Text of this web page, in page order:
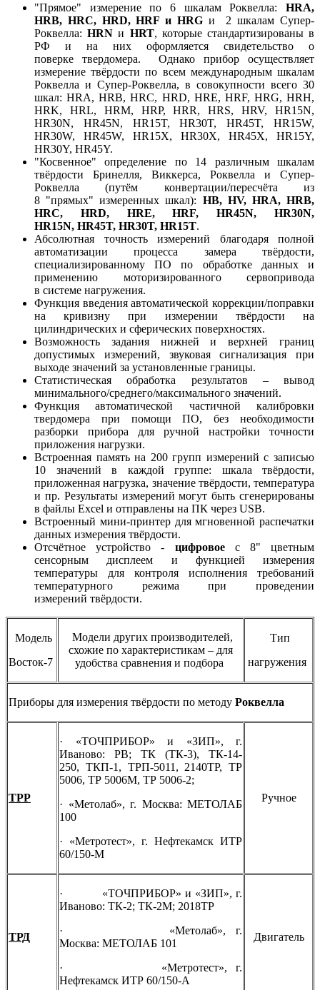
"Прямое" измерение по 6 шкалам Роквелла: HRA,
HRB, HRC, HRD, HRF и HRG и 2 шкалам Супер-
Роквелла: HRN и HRT, которые стандартизированы в
РФ и на них оформляется свидетельство о
поверке твердомера. Однако прибор осуществляет
измерение твёрдости по всем международным шкалам
Роквелла и Супер-Роквелла, в совокупности всего 30
шкал: HRA, HRB, HRC, HRD, HRE, HRF, HRG, HRH,
HRK, HRL, HRM, HRP, HRR, HRS, HRV, HR15N,
HR30N, HR45N, HR15T, HR30T, HR45T, HR15W,
HR30W, HR45W, HR15X, HR30X, HR45X, HR15Y,
HR30Y, HR45Y.
"Косвенное" определение по 14 различным шкалам
твёрдости Бринелля, Виккерса, Роквелла и Супер-
Роквелла (путём конвертации/пересчёта из
8 "прямых" измеренных шкал): HB, HV, HRA, HRB,
HRC, HRD, HRE, HRF, HR45N, HR30N,
HR15N, HR45T, HR30T, HR15T.
Абсолютная точность измерений благодаря полной
автоматизации процесса замера твёрдости,
специализированному ПО по обработке данных и
применению моторизированного сервопривода
в системе нагружения.
Функция введения автоматической коррекции/поправки
на кривизну при измерении твёрдости на
цилиндрических и сферических поверхностях.
Возможность задания нижней и верхней границ
допустимых измерений, звуковая сигнализация при
выходе значений за установленные границы.
Статистическая обработка результатов – вывод
минимального/среднего/максимального значений.
Функция автоматической частичной калибровки
твердомера при помощи ПО, без необходимости
разборки прибора для ручной настройки точности
приложения нагрузки.
Встроенная память на 200 групп измерений с записью
10 значений в каждой группе: шкала твёрдости,
приложенная нагрузка, значение твёрдости, температура
и пр. Результаты измерений могут быть сгенерированы
в файлы Excel и отправлены на ПК через USB.
Встроенный мини-принтер для мгновенной распечатки
данных измерения твёрдости.
Отсчётное устройство - цифровоес 8" цветным
сенсорным дисплеем и функцией измерения
температуры для контроля исполнения требований
температурного режима при проведении
измерений твёрдости.
Модель
Восток-7
Модели других производителей,
схожие по характеристикам – для
удобства сравнения и подбора
Тип
нагружения
Приборы для измерения твёрдости по методу Роквелла
ТРР
· «ТОЧПРИБОР» и «ЗИП», г.
Иваново: РВ;
ТК (ТК-3),
ТК-14-
250, ТКП-1, ТРП-5011, 2140ТР, ТР
5006, ТР 5006М, ТР 5006-2;
· «Метолаб», г. Москва: МЕТОЛАБ
100
· «Метротест», г. Нефтекамск ИТР
60/150-М
Ручное
ТРД
· «ТОЧПРИБОР» и «ЗИП», г.
Иваново: ТК-2; ТК-2М; 2018ТР
· «Метолаб», г.
Москва: МЕТОЛАБ 101
· «Метротест», г.
Нефтекамск ИТР 60/150-А
Двигатель